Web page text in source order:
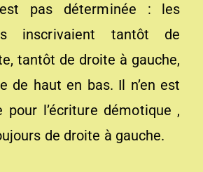
pas déterminée : les
inscrivaient tantôt de
tantôt de droite à gauche,
de haut en bas. Il n’en est
pour l’écriture démotique ,
de droite à gauche.